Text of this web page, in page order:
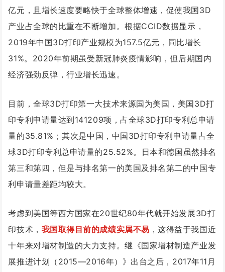
亿元，且增长速度要略快于全球整体增速，促使我国3D
产业占全球的比重在不断增加。根据CCID数据显示，
2019年中国3D打印产业规模为157.5亿元，同比增长
31%。2020年前期虽受新冠肺炎疫情影响，但后期国内
经济强劲反弹，行业增长迅速。
目前，全球3D打印第一大技术来源国为美国，美国3D打
印专利申请量达到141209项，占全球3D打印专利总申请
量的35.81%；其次是中国，中国3D打印专利申请量占全
球3D打印专利总申请量的25.52%。日本和德国虽然排名
第三和第四，但是与排名第一的美国及排名第二的中国专
利申请量差距均较大。
考虑到美国等西方国家在20世纪80年代就开始发展3D打
印技术， 我国取得目前的成绩实属不易 ，这得益于我国近
十年来对增材制造的大力支持。继《国家增材制造产业发
展推进计划（2015—2016年）》出台之后，2017年11月